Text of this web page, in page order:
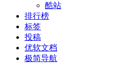
酷站
排行榜
标签
投稿
优软文档
极简导航